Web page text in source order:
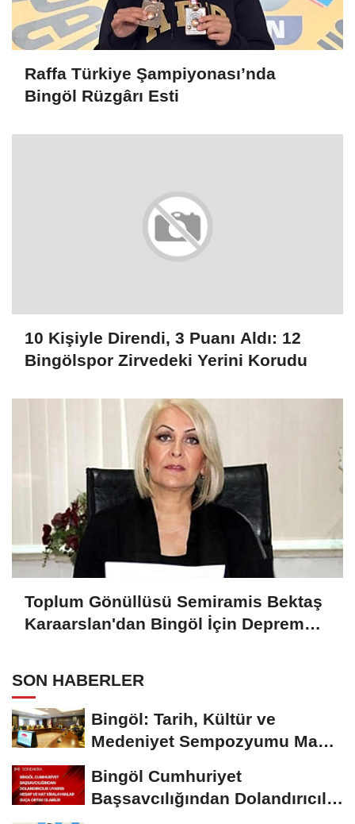
Raffa Türkiye Şampiyonası’nda
Bingöl Rüzgârı Esti
10 Kişiyle Direndi, 3 Puanı Aldı: 12
Bingölspor Zirvedeki Yerini Korudu
Toplum Gönüllüsü Semiramis Bektaş
Karaarslan'dan Bingöl İçin Deprem
SON HABERLER
Bingöl: Tarih, Kültür ve
Medeniyet Sempozyumu Mayıs
Bingöl Cumhuriyet
Başsavcılığından Dolandırıcılık